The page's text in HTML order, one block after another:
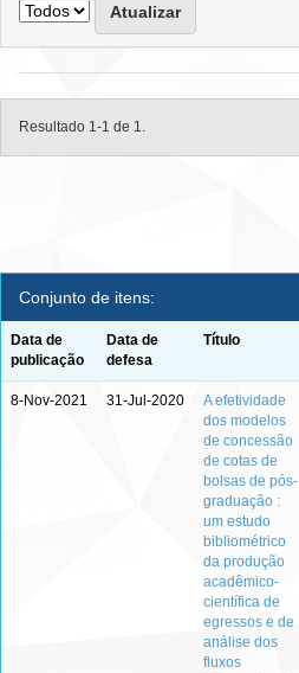
Resultado 1-1 de 1.
Conjunto de itens:
Data de
publicação
Data de
defesa
Título
8-Nov-2021 31-Jul-2020
A efetividade
dos modelos
de concessão
de cotas de
bolsas de pós-
graduação :
um estudo
bibliométrico
da produção
acadêmico-
científica de
egressos e de
análise dos
fluxos